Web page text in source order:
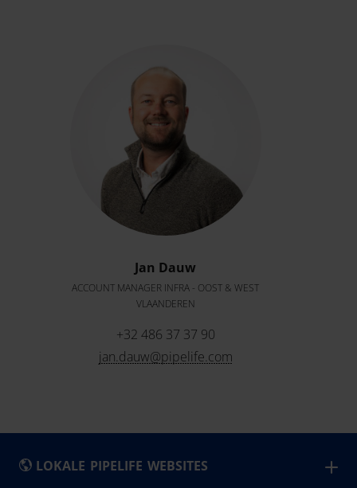
Jan Dauw
ACCOUNT MANAGER INFRA - OOST & WEST
VLAANDEREN
+32 486 37 37 90
jan.dauw@pipelife.com
LOKALE PIPELIFE WEBSITES